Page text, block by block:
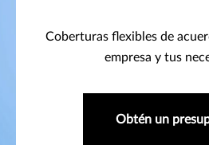
Coberturas flexibles de
empresa y tus
Obtén un